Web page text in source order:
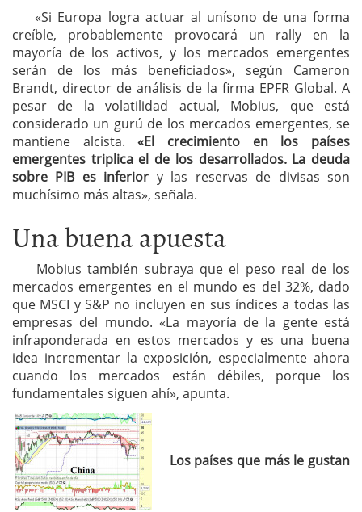
«Si Europa logra actuar al unísono de una forma
creíble, probablemente provocará un rally en la
mayoría de los activos, y los mercados emergentes
serán de los más beneficiados», según Cameron
Brandt, director de análisis de la firma EPFR Global. A
pesar de la volatilidad actual, Mobius, que está
considerado un gurú de los mercados emergentes, se
mantiene alcista.«El crecimiento en los países
emergentes triplica el de los desarrollados. La deuda
sobre PIB es inferior y las reservas de divisas son
muchísimo más altas», señala.
Una buena apuesta
Mobius también subraya que el peso real de los
mercados emergentes en el mundo es del 32%, dado
que MSCI y S&P no incluyen en sus índices a todas las
empresas del mundo. «La mayoría de la gente está
infraponderada en estos mercados y es una buena
idea incrementar la exposición, especialmente ahora
cuando los mercados están débiles, porque los
fundamentales siguen ahí», apunta.
Los países que más le gustan